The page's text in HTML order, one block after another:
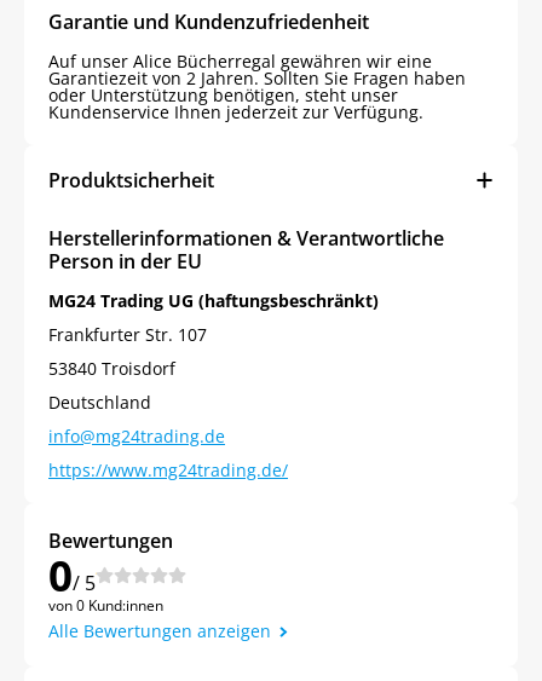
Garantie und Kundenzufriedenheit
Auf unser Alice Bücherregal gewähren wir eine
Garantiezeit von 2 Jahren. Sollten Sie Fragen haben
oder Unterstützung benötigen, steht unser
Kundenservice Ihnen jederzeit zur Verfügung.
Produktsicherheit
Herstellerinformationen & Verantwortliche
Person in der EU
MG24 Trading UG (haftungsbeschränkt)
Frankfurter Str. 107
53840 Troisdorf
Deutschland
info@mg24trading.de
https://www.mg24trading.de/
Bewertungen
0/ 5
von 0 Kund:innen
Alle Bewertungen anzeigen